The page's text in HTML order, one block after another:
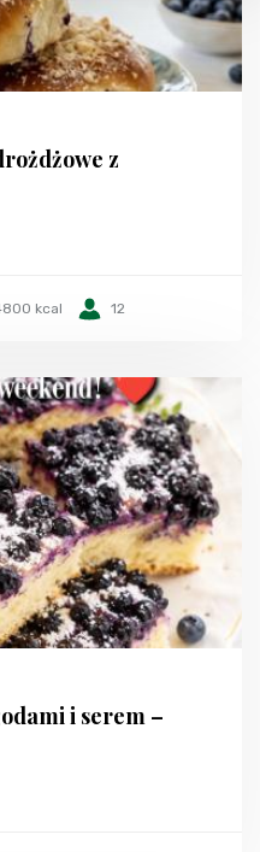
z
kcal 12
i serem –